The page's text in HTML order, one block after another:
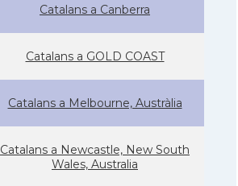
Catalans a Canberra
Catalans a GOLD COAST
Catalans a Melbourne, Austràlia
Catalans a Newcastle, New South
Wales, Australia